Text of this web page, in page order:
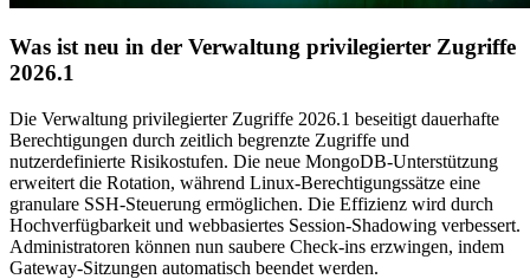
Was ist neu in der Verwaltung privilegierter Zugriffe
2026.1
Die Verwaltung privilegierter Zugriffe 2026.1 beseitigt dauerhafte
Berechtigungen durch zeitlich begrenzte Zugriffe und
nutzerdefinierte Risikostufen. Die neue MongoDB-Unterstützung
erweitert die Rotation, während Linux-Berechtigungssätze eine
granulare SSH-Steuerung ermöglichen. Die Effizienz wird durch
Hochverfügbarkeit und webbasiertes Session-Shadowing verbessert.
Administratoren können nun saubere Check-ins erzwingen, indem
Gateway-Sitzungen automatisch beendet werden.